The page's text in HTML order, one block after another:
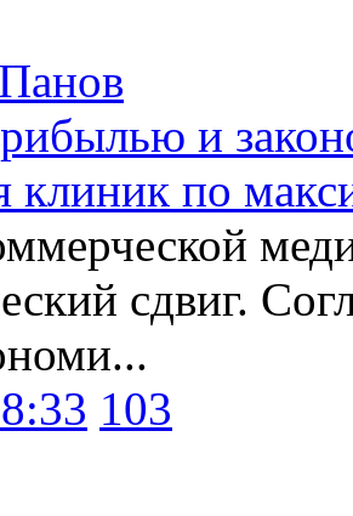
и
клиник по
сдвиг.
103